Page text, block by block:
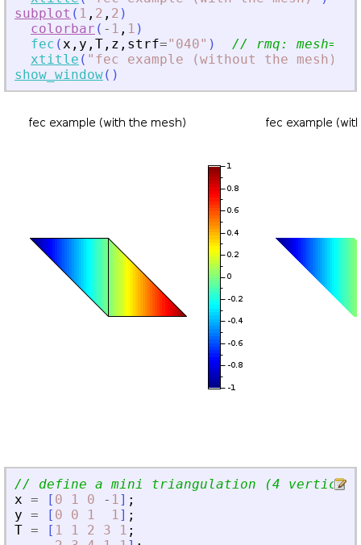
subplot ( 1 , 2 , 2 )
colorbar ( - 1 , 1 )
fec (x , y , T , z , strf=" 040" )
// rmq:
xtitle ( " fec example (without the mesh)
show_window( )
// define a mini triangulation (4
x = [ 0 1 0 - 1] ;
y = [ 0 0 1 1] ;
T = [ 1 1 2 3 1 ;